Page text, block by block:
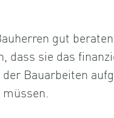
gut
dass sie das
der Bauarbeiten